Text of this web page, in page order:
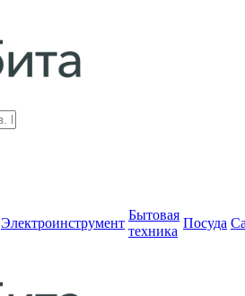
Электроинструмент
Бытовая
техника
Посуда